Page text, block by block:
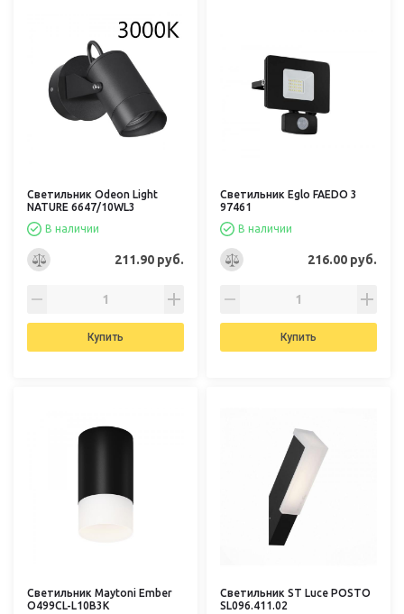
Светильник Odeon Light
NATURE 6647/10WL3
В наличии
211.90 руб.
Купить
Светильник Eglo FAEDO 3
97461
В наличии
216.00 руб.
Купить
Светильник Maytoni Ember
O499CL-L10B3K
Светильник ST Luce POSTO
SL096.411.02